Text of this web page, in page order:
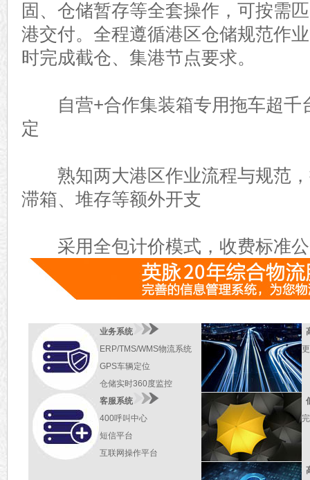
固、仓储暂存等全套操作，可按需
港交付。全程遵循港区仓储规范作
时完成截仓、集港节点要求。
自营+合作集装箱专用拖车超千
定
熟知两大港区作业流程与规范，
滞箱、堆存等额外开支
采用全包计价模式，收费标准公
业务系统
ERP/TMS/WMS物流系统
GPS车辆定位
仓储实时360度监控
客服系统
400呼叫中心
短信平台
互联网操作平台